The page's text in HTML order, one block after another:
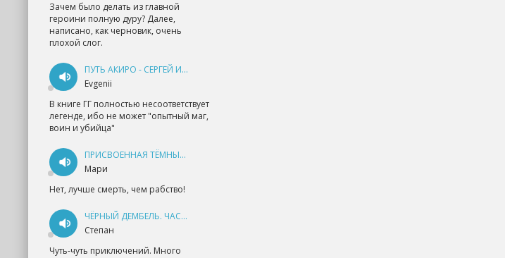
Зачем было делать из главной
героини полную дуру? Далее,
написано, как черновик, очень
плохой слог.
ПУТЬ АКИРО - СЕРГЕЙ ИЗМАЙЛОВ
Evgenii
В книге ГГ полностью несоответствует
легенде, ибо не может "опытный маг,
воин и убийца"
ПРИСВОЕННАЯ ТЁМНЫМ. ПРОКЛЯТАЯ ЛЮБОВЬ - АННА ГЕРР
Мари
Нет, лучше смерть, чем рабство!
ЧЁРНЫЙ ДЕМБЕЛЬ. ЧАСТЬ 1 - АНДРЕЙ ФЕДИН
Степан
Чуть-чуть приключений. Много